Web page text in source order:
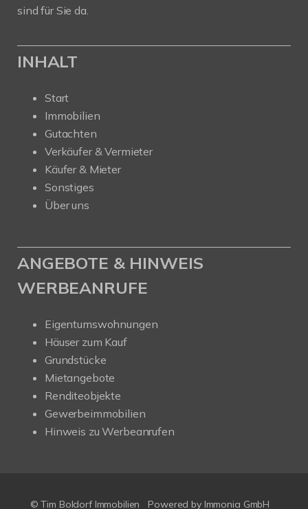
sind für Sie da.
INHALT
Start
Immobilien
Gutachten
Verkäufer & Vermieter
Käufer & Mieter
Sonstiges
Über uns
ANGEBOTE & HINWEIS
WERBEANRUFE
Eigentumswohnungen
Häuser zum Kauf
Grundstücke
Mietangebote
Renditeobjekte
Gewerbeimmobilien
Hinweis zu Werbeanrufen
© Tim Boldorf Immobilien Powered by Immonia GmbH